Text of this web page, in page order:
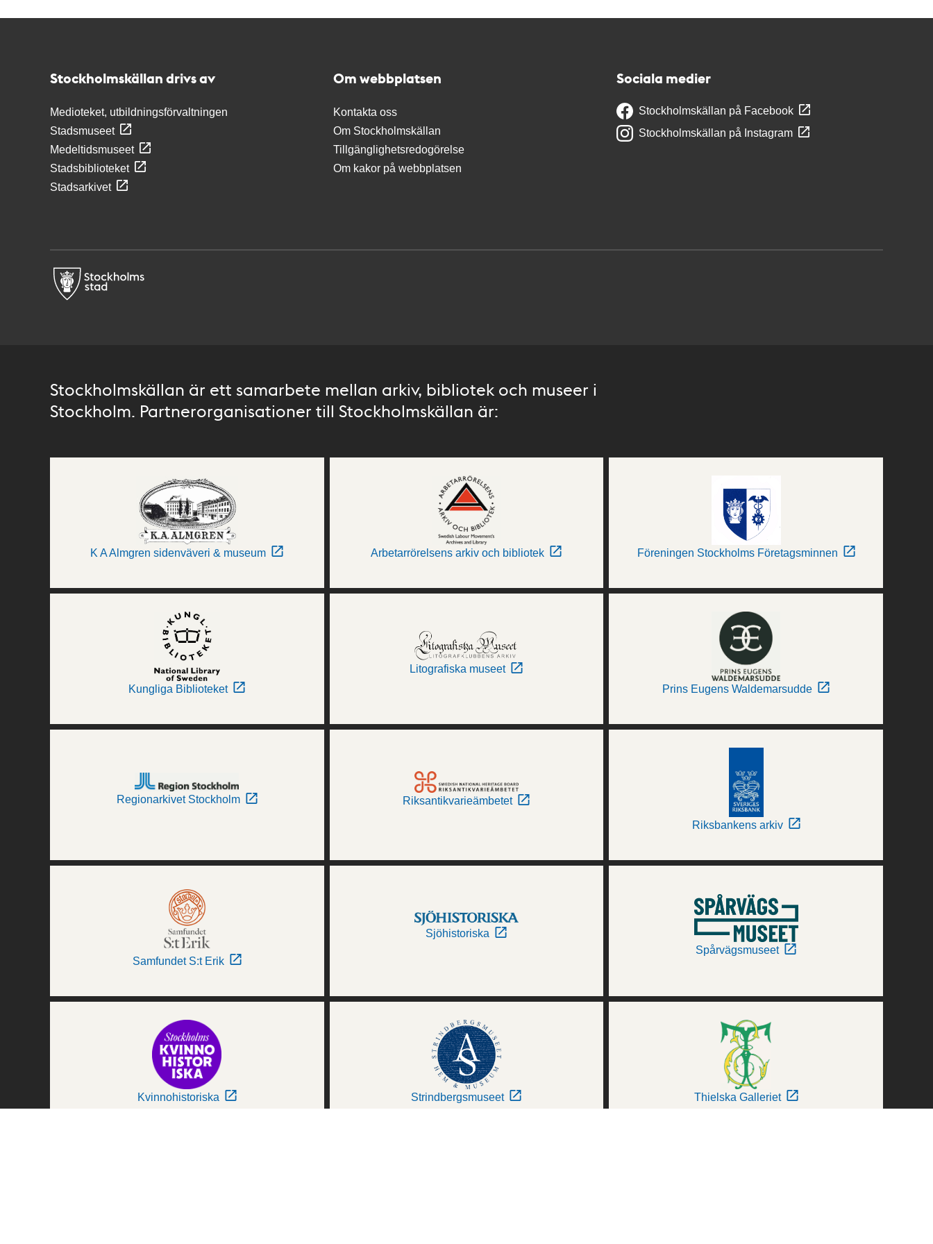
Stockholmskällan drivs av
Medioteket, utbildningsförvaltningen
Stadsmuseet
Medeltidsmuseet
Stadsbiblioteket
Stadsarkivet
Om webbplatsen
Kontakta oss
Om Stockholmskällan
Tillgänglighetsredogörelse
Om kakor på webbplatsen
Sociala medier
Stockholmskällan på Facebook
Stockholmskällan på Instagram
Stockholmskällan är ett samarbete mellan arkiv, bibliotek och museer i
Stockholm. Partnerorganisationer till Stockholmskällan är:
K A Almgren sidenväveri & museum Arbetarrörelsens arkiv och bibliotek Föreningen Stockholms Företagsminnen
Kungliga Biblioteket
Litografiska museet
Prins Eugens Waldemarsudde
Regionarkivet Stockholm Riksantikvarieämbetet
Riksbankens arkiv
Samfundet S:t Erik
Sjöhistoriska
Spårvägsmuseet
Kvinnohistoriska Strindbergsmuseet Thielska Galleriet